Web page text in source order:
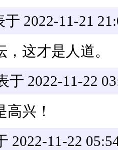
于 2022-11-21
这才是人道。
于 2022-11-22
兴！
2022-11-22